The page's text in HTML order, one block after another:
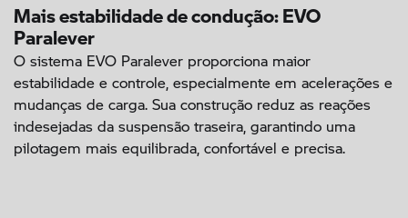
Mais estabilidade de condução: EVO
Paralever
O sistema EVO Paralever proporciona maior
estabilidade e controle, especialmente em acelerações e
mudanças de carga. Sua construção reduz as reações
indesejadas da suspensão traseira, garantindo uma
pilotagem mais equilibrada, confortável e precisa.